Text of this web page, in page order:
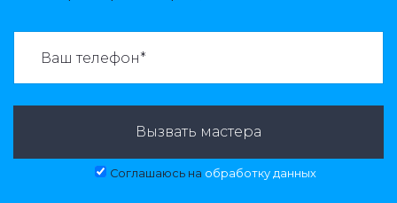
Вызвать мастера
Соглашаюсь на обработку данных